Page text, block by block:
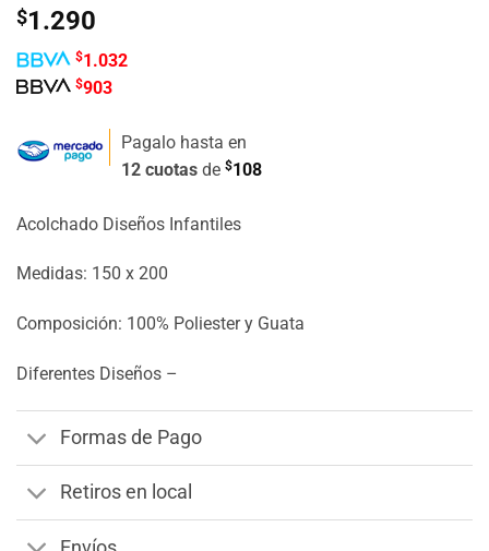
Valorado
con5de 5
en base a
1
valoración
de un
cliente
$1.290
$1.032
$903
Pagalo hasta en
12 cuotas de $108
Acolchado Diseños Infantiles
Medidas: 150 x 200
Composición: 100% Poliester y Guata
Diferentes Diseños –
Formas de Pago
Retiros en local